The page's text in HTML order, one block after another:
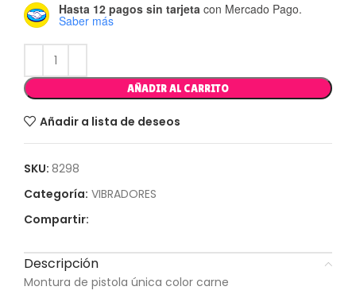
Hasta 12 pagos sin tarjeta con Mercado Pago.
Saber más
AÑADIR AL CARRITO
Añadir a lista de deseos
SKU: 8298
Categoría: VIBRADORES
Compartir:
Descripción
Montura de pistola única color carne